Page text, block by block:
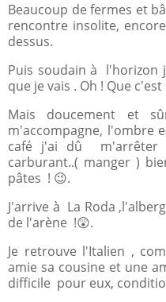
Beaucoup de fermes et
rencontre insolite,
dessus.
Puis soudain à l'horizon
que je vais . Oh ! Que
Mais doucement et
m'accompagne, l'ombre
café j'ai dû
carburant..( manger )
pâtes ! 😉.
J'arrive à La Roda
de l'arène !😲.
Je retrouve l'Italien ,
amie sa cousine et une
difficile pour eux,